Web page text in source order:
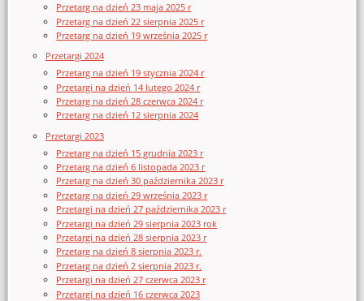
Przetarg na dzień 23 maja 2025 r
Przetarg na dzień 22 sierpnia 2025 r
Przetarg na dzień 19 września 2025 r
Przetargi 2024
Przetarg na dzień 19 stycznia 2024 r
Przetargi na dzień 14 lutego 2024 r
Przetarg na dzień 28 czerwca 2024 r
Przetarg na dzień 12 sierpnia 2024
Przetargi 2023
Przetarg na dzień 15 grudnia 2023 r
Przetarg na dzień 6 listopada 2023 r
Przetarg na dzień 30 października 2023 r
Przetarg na dzień 29 września 2023 r
Przetargi na dzień 27 października 2023 r
Przetargi na dzień 29 sierpnia 2023 rok
Przetargi na dzień 28 sierpnia 2023 r
Przetarg na dzień 8 sierpnia 2023 r.
Przetarg na dzień 2 sierpnia 2023 r.
Przetargi na dzień 27 czerwca 2023 r
Przetargi na dzień 16 czerwca 2023